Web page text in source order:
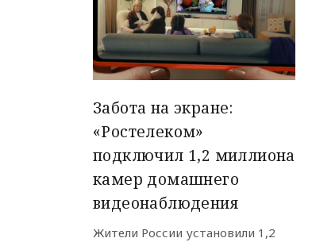
Забота на экране:
«Ростелеком»
подключил 1,2 миллиона
камер домашнего
видеонаблюдения
Жители России установили 1,2